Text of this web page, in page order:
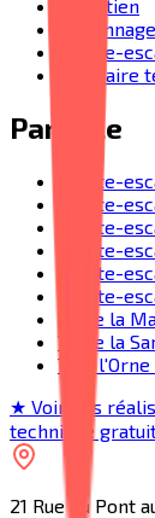
Entretien
Monte-
Glossaire
Par ville
Monte-
Monte-
Monte-
Monte-
Monte-
Monte-
Toute la
Toute la
Tout l'Orne
★ Voir nos
technique
21 Rue du Pont